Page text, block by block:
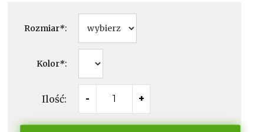
Rozmiar*:
Kolor*:
Ilość: - +